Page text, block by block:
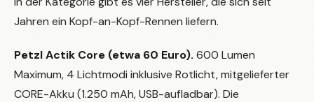
Jahren ein Kopf-an-Kopf-Rennen liefern.
Petzl Actik Core (etwa 60 Euro). 600 Lumen
Maximum, 4 Lichtmodi inklusive Rotlicht, mitgelieferter
CORE-Akku (1.250 mAh, USB-aufladbar). Die